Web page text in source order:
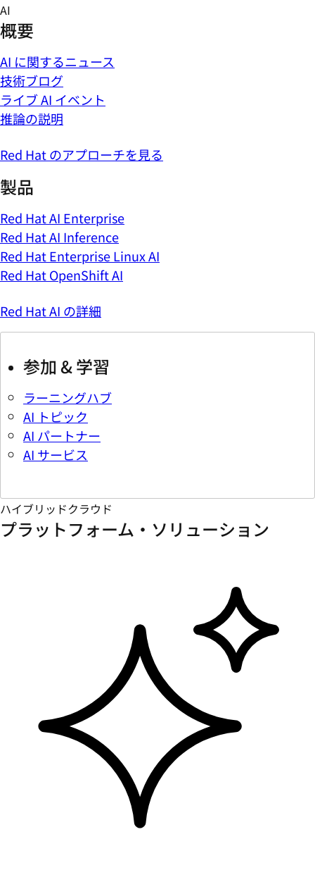
Skip
to
content
AI
概要
AI に関するニュース
技術ブログ
ライブ AI イベント
推論の説明
Red Hat のアプローチを見る
製品
Red Hat AI Enterprise
Red Hat AI Inference
Red Hat Enterprise Linux AI
Red Hat OpenShift AI
Red Hat AI の詳細
参加 & 学習
ラーニングハブ
AI トピック
AI パートナー
AI サービス
ハイブリッドクラウド
プラットフォーム・ソリューション